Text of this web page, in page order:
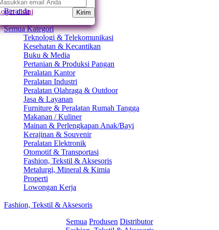
disini Kirim
Beranda
Semua Kategori
Teknologi & Telekomunikasi
Kesehatan & Kecantikan
Buku & Media
Pertanian & Produksi Pangan
Peralatan Kantor
Peralatan Industri
Peralatan Olahraga & Outdoor
Jasa & Layanan
Furniture & Peralatan Rumah Tangga
Makanan / Kuliner
Mainan & Perlengkapan Anak/Bayi
Kerajinan & Souvenir
Peralatan Elektronik
Otomotif & Transportasi
Fashion, Tekstil & Aksesoris
Metalurgi, Mineral & Kimia
Properti
Lowongan Kerja
Fashion, Tekstil & Aksesoris
Semua Produsen Distributor